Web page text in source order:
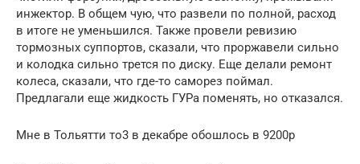
инжектор. В общем чую, что развели по полной, расход
в итоге не уменьшился. Также провели ревизию
тормозных суппортов, сказали, что проржавели сильно
и колодка сильно трется по диску. Еще делали ремонт
колеса, сказали, что где-то саморез поймал.
Предлагали еще жидкость ГУРа поменять, но отказался.
Мне в Тольятти то3 в декабре обошлось в 9200р